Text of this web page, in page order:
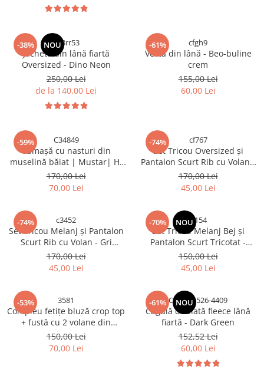
-38% NOU3e3rr53
Jachetă din lână fiartă
Oversized - Dino Neon
250,00 Lei
de la 140,00 Lei
-61% cfgh9
Vestă din lână - Beo-buline
crem
155,00 Lei
60,00 Lei
-59% C34849
Cămașă cu nasturi din
muselină băiat | Mustar| H.
Bebe
170,00 Lei
70,00 Lei
-74% cf767
Set Tricou Oversized și
Pantalon Scurt Rib cu Volan -
Verde Roz
170,00 Lei
45,00 Lei
-74% c3452
Set Tricou Melanj și Pantalon
Scurt Rib cu Volan - Gri
Galben Portocaliu
170,00 Lei
45,00 Lei
-70% NOUC154
Set Tricou Melanj Bej și
Pantalon Scurt Tricotat -
Dungi Bleo Portocaliu
150,00 Lei
45,00 Lei
-53% 3581
Compleu fetițe bluză crop top
+ fustă cu 2 volane din
muselină — Flori/ Fucsia
150,00 Lei
70,00 Lei
-61% NOU
C2592-5526-4409
Cagulă dublată fleece lână
fiartă - Dark Green
152,52 Lei
60,00 Lei